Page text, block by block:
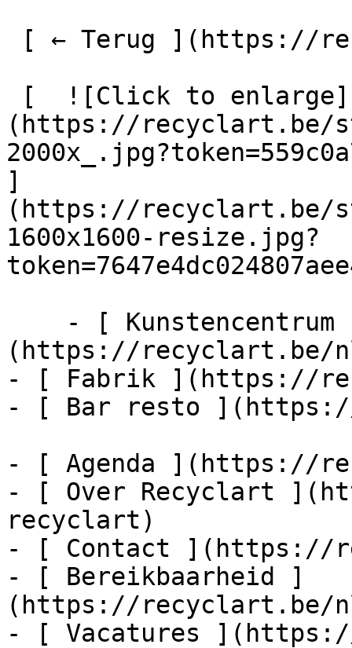
(https://recyclart.be/
]
(https://recyclart.be/
1600x1600-resize.jpg?
(https://recyclart.be/
- [ Fabrik ](https://
- [ Bar resto
- [ Agenda ](https://
- [ Over Recyclart
recyclart)
- [ Contact ](https://
- [ Bereikbaarheid ]
(https://recyclart.be/
- [ Vacatures